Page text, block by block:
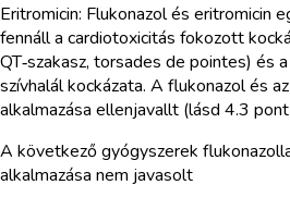
Eritromicin: Flukonazol és eritromicin
fennáll a cardiotoxicitás fokozott
QT‑szakasz, torsades de pointes) és
szívhalál kockázata. A flukonazol és
alkalmazása ellenjavallt (lásd 4.3
A következő gyógyszerek
alkalmazása nem javasolt